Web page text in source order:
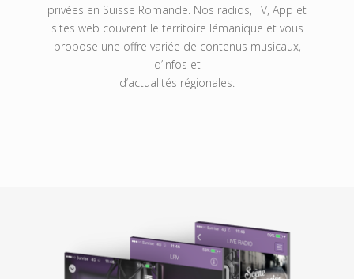
privées en Suisse Romande. Nos radios, TV, App et
sites web couvrent le territoire lémanique et vous
propose une offre variée de contenus musicaux,
d’infos et
d’actualités régionales.